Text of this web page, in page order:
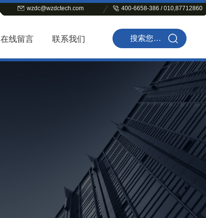
wzdc@wzdctech.com 400-6658-386 / 010,87712860
在线留言 联系我们